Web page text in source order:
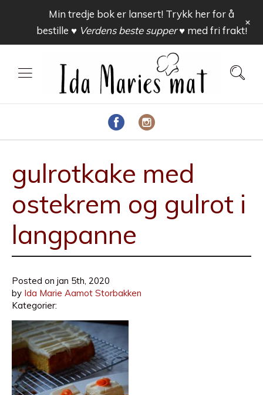
gulrotkake med
ostekrem og gulrot i
langpanne
Posted on jan 5th, 2020
by Ida Marie Aamot Storbakken
Kategorier:
Min tredje bok er lansert! Trykk her for å
bestille ♥ Verdens beste supper ♥med fri frakt!
+